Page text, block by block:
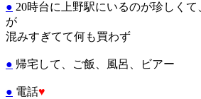
● 20時台に上野駅にいるのが珍しく
が
混みすぎてて何も買わず
● 帰宅して、ご飯、風呂、ビアー
● 電話♥